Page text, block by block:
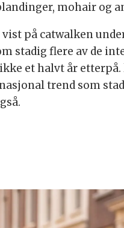
mohair og
på catwalken
stadig flere av de
et halvt år
trend som